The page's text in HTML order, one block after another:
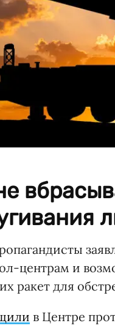
центрам и
ракет для
в Центре